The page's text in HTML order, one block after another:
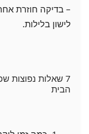
– בדיקה חוזרת
לישון בלילות.
7 שאלות נפוצות
הבית